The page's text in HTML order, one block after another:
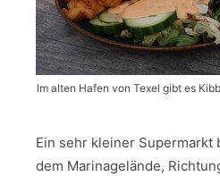
Im alten Hafen von Texel gibt es
Ein sehr kleiner
dem Marinagelände,